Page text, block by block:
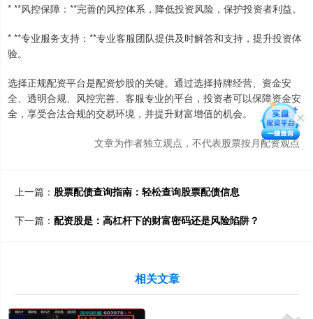
* **风控保障：**完善的风控体系，降低投资风险，保护投资者利益。
* **专业服务支持：**专业客服团队提供及时解答和支持，提升投资体
验。
选择正规配资平台是配资炒股的关键。通过选择持牌经营、资金安
全、透明合规、风控完善、客服专业的平台，投资者可以保障资金安
全，享受合法合规的交易环境，并提升财富增值的机会。
文章为作者独立观点，不代表股票按月配资观点
上一篇： 股票配债查询指南：轻松查询股票配债信息
下一篇： 配资股是：高杠杆下的财富密码还是风险陷阱？
相关文章